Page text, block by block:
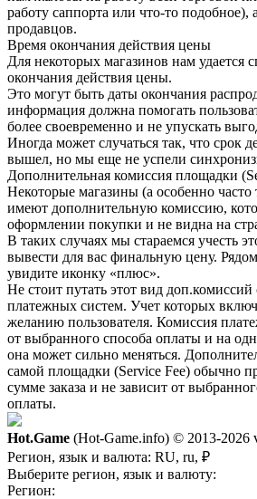
работу саппорта или что-то подобное),
продавцов.
Время окончания действия цены
Для некоторых магазинов нам удается
окончания действия цены.
Это могут быть даты окончания
информация должна помогать
более своевременно и не упускать
Иногда может случаться так, что срок
вышел, но мы еще не успели
Дополнительная комиссия площадки
Некоторые магазины (а особенно
имеют дополнительную комиссию,
оформлении покупки и не видна на
В таких случаях мы стараемся учесть
вывести для вас финальную цену.
увидите иконку «плюс».
Не стоит путать этот вид
платежных систем. Учет которых
желанию пользователя. Комиссия
от выбранного способа оплаты и на
она может сильно меняться.
самой площадки (Service Fee) обычно
сумме заказа и не зависит от
оплаты.
Hot.Game (Hot-Game.info) © 2013-2026
Регион, язык и валюта: RU, ru, ₽
Выберите регион, язык и валюту:
Регион: